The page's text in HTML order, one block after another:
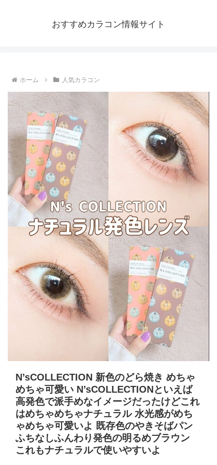
おすすめカラコン情報サイト
ホーム 人気カラコン
N’sCOLLECTION 新色のどら焼き めちゃ
めちゃ可愛い N’sCOLLECTIONといえば
高発色で派手めなイメージだったけどこれ
はめちゃめちゃナチュラル 水光感がめち
ゃめちゃ可愛いよ 既存色のやきそばパン
ふちなしふんわり発色の明るめブラウン
これもナチュラルで使いやすいよ